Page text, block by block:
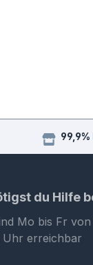
du Hilfe
Mo bis Fr
Uhr erreichbar